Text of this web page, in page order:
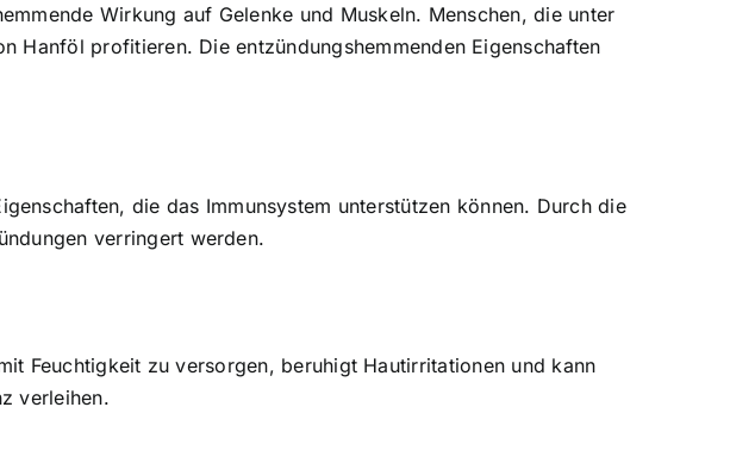
Wirkung auf Gelenke und Muskeln. Menschen, die unter
Hanföl profitieren. Die entzündungshemmenden Eigenschaften
die das Immunsystem unterstützen können. Durch die
verringert werden.
Feuchtigkeit zu versorgen, beruhigt Hautirritationen und kann
verleihen.